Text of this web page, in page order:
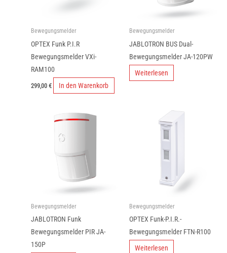
Bewegungsmelder
OPTEX Funk P.I.R
Bewegungsmelder VXi-
RAM100
299,00€ In den Warenkorb
Bewegungsmelder
JABLOTRON BUS Dual-
Bewegungsmelder JA-120PW
Weiterlesen
Bewegungsmelder
JABLOTRON Funk
Bewegungsmelder PIR JA-
150P
Bewegungsmelder
OPTEX Funk-P.I.R.-
Bewegungsmelder FTN-R100
Weiterlesen